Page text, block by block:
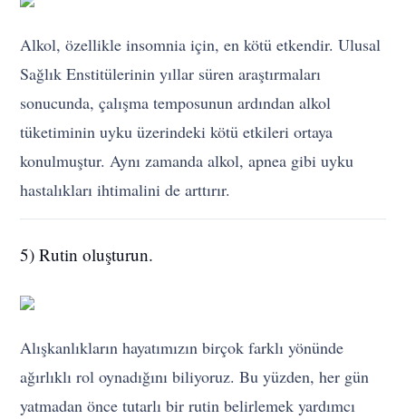
Alkol, özellikle insomnia için, en kötü etkendir. Ulusal
Sağlık Enstitülerinin yıllar süren araştırmaları
sonucunda, çalışma temposunun ardından alkol
tüketiminin uyku üzerindeki kötü etkileri ortaya
konulmuştur. Aynı zamanda alkol, apnea gibi uyku
hastalıkları ihtimalini de arttırır.
5) Rutin oluşturun.
Alışkanlıkların hayatımızın birçok farklı yönünde
ağırlıklı rol oynadığını biliyoruz. Bu yüzden, her gün
yatmadan önce tutarlı bir rutin belirlemek yardımcı